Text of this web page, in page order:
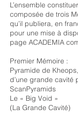
L’ensemble
composée de trois
qu’il publiera, en
pour une mise à
page ACADEMIA
Premier Mémoire :
Pyramide de
d’une grande cavité
ScanPyramids
Le « Big Void »
(La Grande Cavité)